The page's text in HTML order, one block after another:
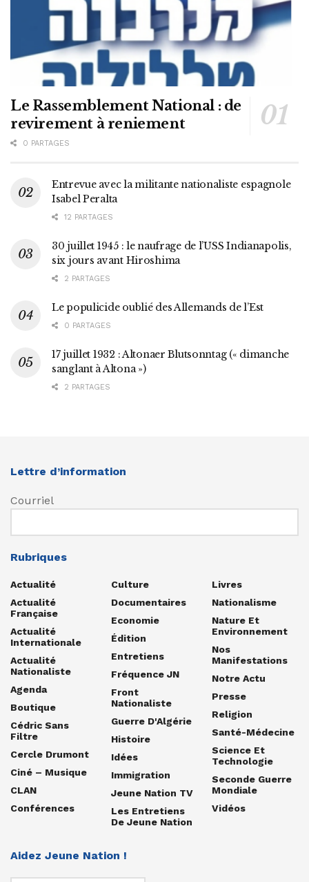
Le Rassemblement National : de
revirement à reniement
0 PARTAGES
Entrevue avec la militante nationaliste espagnole
Isabel Peralta
12 PARTAGES
30 juillet 1945 : le naufrage de l’USS Indianapolis,
six jours avant Hiroshima
2 PARTAGES
Le populicide oublié des Allemands de l’Est
0 PARTAGES
17 juillet 1932 : Altonaer Blutsonntag (« dimanche
sanglant à Altona »)
2 PARTAGES
Lettre d’information
Courriel
Rubriques
Actualité
Actualité
Française
Actualité
Internationale
Actualité
Nationaliste
Agenda
Boutique
Cédric Sans
Filtre
Cercle Drumont
Ciné – Musique
CLAN
Conférences
Culture
Documentaires
Economie
Édition
Entretiens
Fréquence JN
Front
Nationaliste
Guerre D'Algérie
Histoire
Idées
Immigration
Jeune Nation TV
Les Entretiens
De Jeune Nation
Livres
Nationalisme
Nature Et
Environnement
Nos
Manifestations
Notre Actu
Presse
Religion
Santé-Médecine
Science Et
Technologie
Seconde Guerre
Mondiale
Vidéos
Aidez Jeune Nation !